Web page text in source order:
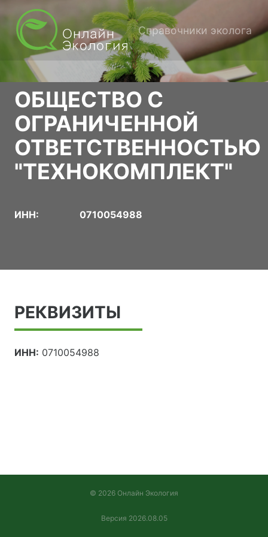
Справочники эколога
ОБЩЕСТВО С
ОГРАНИЧЕННОЙ
ОТВЕТСТВЕННОСТЬЮ
"ТЕХНОКОМПЛЕКТ"
ИНН: 0710054988
РЕКВИЗИТЫ
ИНН: 0710054988
© 2026 Онлайн Экология
Версия 2026.08.05